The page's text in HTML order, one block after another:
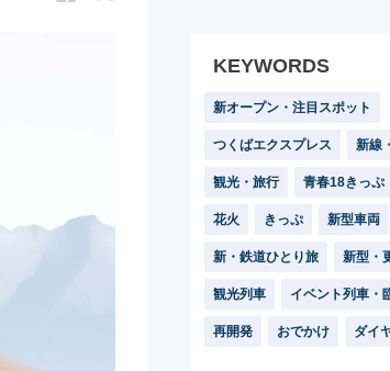
KEYWORDS
新オープン・注目スポット
つくばエクスプレス 新線
観光・旅行 青春18きっぷ
花火 きっぷ 新型車両
新・鉄道ひとり旅 新型・
観光列車 イベント列車・
再開発 おでかけ ダイ